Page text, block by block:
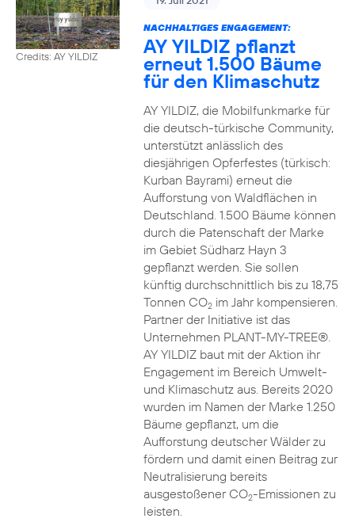
Credits: AY YILDIZ
NACHHALTIGES ENGAGEMENT:
AY YILDIZ pflanzt
erneut 1.500 Bäume
für den Klimaschutz
AY YILDIZ, die Mobilfunkmarke für
die deutsch-türkische Community,
unterstützt anlässlich des
diesjährigen Opferfestes (türkisch:
Kurban Bayrami) erneut die
Aufforstung von Waldflächen in
Deutschland. 1.500 Bäume können
durch die Patenschaft der Marke
im Gebiet Südharz Hayn 3
gepflanzt werden. Sie sollen
künftig durchschnittlich bis zu 18,75
Tonnen CO2im Jahr kompensieren.
Partner der Initiative ist das
Unternehmen PLANT-MY-TREE®.
AY YILDIZ baut mit der Aktion ihr
Engagement im Bereich Umwelt-
und Klimaschutz aus. Bereits 2020
wurden im Namen der Marke 1.250
Bäume gepflanzt, um die
Aufforstung deutscher Wälder zu
fördern und damit einen Beitrag zur
Neutralisierung bereits
ausgestoßener CO2-Emissionen zu
leisten.